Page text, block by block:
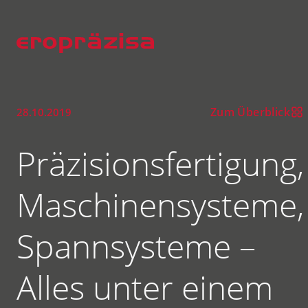
28.10.2019 Zum Überblick
Präzisionsfertigung,
Maschinensysteme,
Spannsysteme –
Alles unter einem